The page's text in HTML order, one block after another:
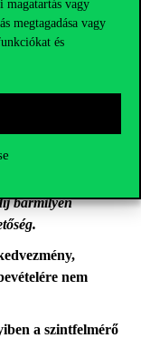
magatartás vagy
megtagadása vagy
és
tanfolyam
bármilyen
nem
a szintfelmérő